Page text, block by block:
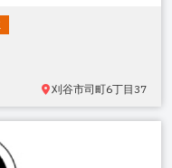
刈谷市司町6丁目37